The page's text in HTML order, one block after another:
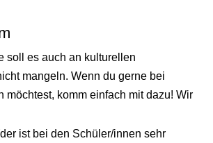
soll es auch an kulturellen
mangeln. Wenn du gerne bei
möchtest, komm einfach mit dazu! Wir
ist bei den Schüler/innen sehr